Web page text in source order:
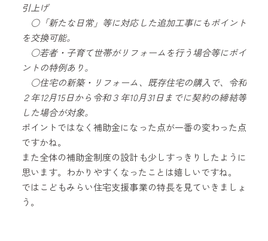
引上げ
○「新たな日常」等に対応した追加工事にもポイント
を交換可能。
○若者・子育て世帯がリフォームを行う場合等にポイ
ントの特例あり。
○住宅の新築・リフォーム、既存住宅の購入で、令和
２年12月15日から令和３年10月31日までに契約の締結等
した場合が対象。
ポイントではなく補助金になった点が一番の変わった点
ですかね。
また全体の補助金制度の設計も少しすっきりしたように
思います。わかりやすくなったことは嬉しいですね。
ではこどもみらい住宅支援事業の特長を見ていきましょ
う。